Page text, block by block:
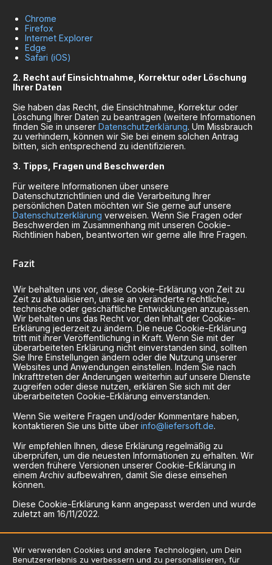
Chrome
Firefox
Internet Explorer
Edge
Safari (iOS)
Recht auf Einsichtnahme, Korrektur oder Löschung
Ihrer Daten
Sie haben das Recht, die Einsichtnahme, Korrektur oder
Löschung Ihrer Daten zu beantragen (weitere Informationen
finden Sie in unserer Datenschutzerklärung. Um Missbrauch
zu verhindern, können wir Sie bei einem solchen Antrag
bitten, sich entsprechend zu identifizieren.
Tipps, Fragen und Beschwerden
Für weitere Informationen über unsere
Datenschutzrichtlinien und die Verarbeitung Ihrer
persönlichen Daten möchten wir Sie gerne auf unsere
Datenschutzerklärung verweisen. Wenn Sie Fragen oder
Beschwerden im Zusammenhang mit unseren Cookie-
Richtlinien haben, beantworten wir gerne alle Ihre Fragen.
Fazit
Wir behalten uns vor, diese Cookie-Erklärung von Zeit zu
Zeit zu aktualisieren, um sie an veränderte rechtliche,
technische oder geschäftliche Entwicklungen anzupassen.
Wir behalten uns das Recht vor, den Inhalt der Cookie-
Erklärung jederzeit zu ändern. Die neue Cookie-Erklärung
tritt mit ihrer Veröffentlichung in Kraft. Wenn Sie mit der
überarbeiteten Erklärung nicht einverstanden sind, sollten
Sie Ihre Einstellungen ändern oder die Nutzung unserer
Websites und Anwendungen einstellen. Indem Sie nach
Inkrafttreten der Änderungen weiterhin auf unsere Dienste
zugreifen oder diese nutzen, erklären Sie sich mit der
überarbeiteten Cookie-Erklärung einverstanden.
Wenn Sie weitere Fragen und/oder Kommentare haben,
kontaktieren Sie uns bitte über info@liefersoft.de.
Wir empfehlen Ihnen, diese Erklärung regelmäßig zu
überprüfen, um die neuesten Informationen zu erhalten. Wir
werden frühere Versionen unserer Cookie-Erklärung in
einem Archiv aufbewahren, damit Sie diese einsehen
können.
Diese Cookie-Erklärung kann angepasst werden und wurde
zuletzt am 16/11/2022.
Wir verwenden Cookies und andere Technologien, um Dein
Benutzererlebnis zu verbessern und zu personalisieren, für